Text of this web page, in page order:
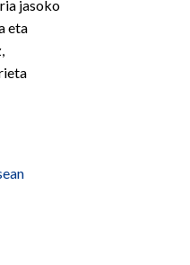
jasoko
eta